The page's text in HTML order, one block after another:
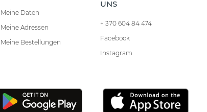
Meine Daten
Meine Adressen
Meine Bestellungen
UNS
+ 370 604 84 474
Facebook
Instagram